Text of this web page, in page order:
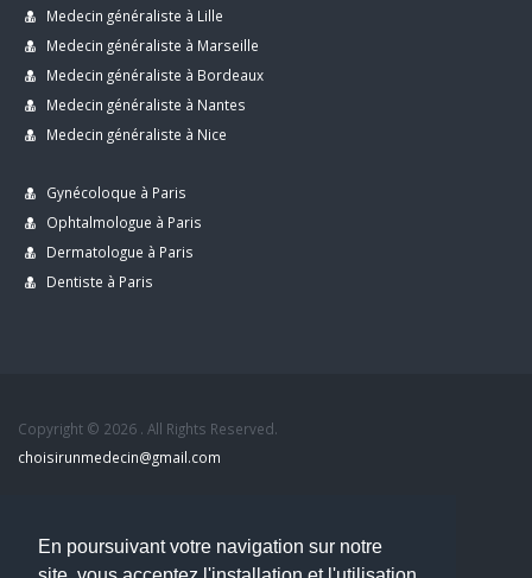
En poursuivant votre navigation sur notre
Medecin généraliste à Lille
Medecin généraliste à Marseille
Medecin généraliste à Bordeaux
Medecin généraliste à Nantes
Medecin généraliste à Nice
Gynécoloque à Paris
Ophtalmologue à Paris
Dermatologue à Paris
Dentiste à Paris
Copyright © 2026 . All Rights Reserved.
choisirunmedecin@gmail.com
Accueil